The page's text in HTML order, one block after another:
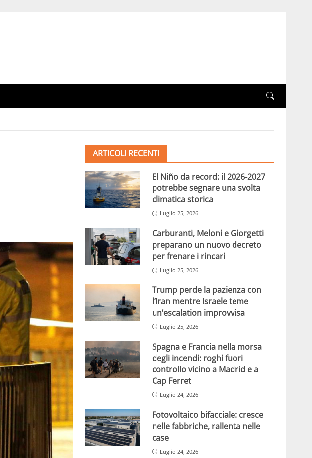
ARTICOLI RECENTI
El Niño da record: il 2026-2027
potrebbe segnare una svolta
climatica storica
Luglio 25, 2026
Carburanti, Meloni e Giorgetti
preparano un nuovo decreto
per frenare i rincari
Luglio 25, 2026
Trump perde la pazienza con
l’Iran mentre Israele teme
un’escalation improvvisa
Luglio 25, 2026
Spagna e Francia nella morsa
degli incendi: roghi fuori
controllo vicino a Madrid e a
Cap Ferret
Luglio 24, 2026
Fotovoltaico bifacciale: cresce
nelle fabbriche, rallenta nelle
case
Luglio 24, 2026